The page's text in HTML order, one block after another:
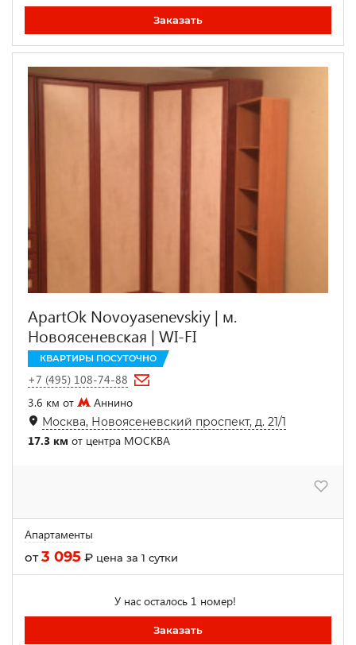
Заказать
ApartOk Novoyasenevskiy | м.
Новоясеневская | WI-FI
КВАРТИРЫ ПОСУТОЧНО
+7 (495) 108-74-88
3.6 км от
Аннино
Москва, Новоясеневский проспект, д. 21/1
17.3 км от центра МОСКВА
Апартаменты
от3 095 ₽ цена за 1 сутки
У нас осталось 1 номер!
Заказать